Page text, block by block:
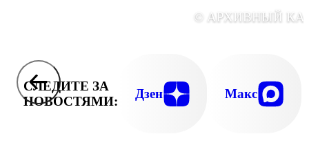
© АРХИВНЫЙ
СЛЕДИТЕ ЗА
НОВОСТЯМИ:
Дзен Макс